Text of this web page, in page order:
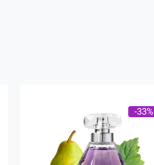
-33%